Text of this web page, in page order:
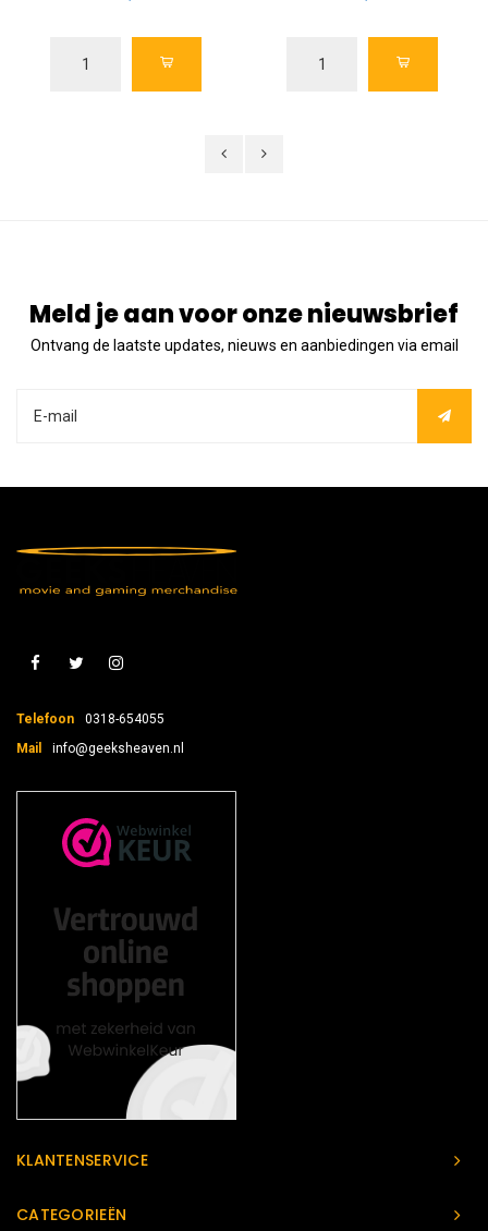
Meld je aan voor onze nieuwsbrief
Ontvang de laatste updates, nieuws en aanbiedingen via email
Telefoon
0318-654055
Mail
info@geeksheaven.nl
KLANTENSERVICE
CATEGORIEËN